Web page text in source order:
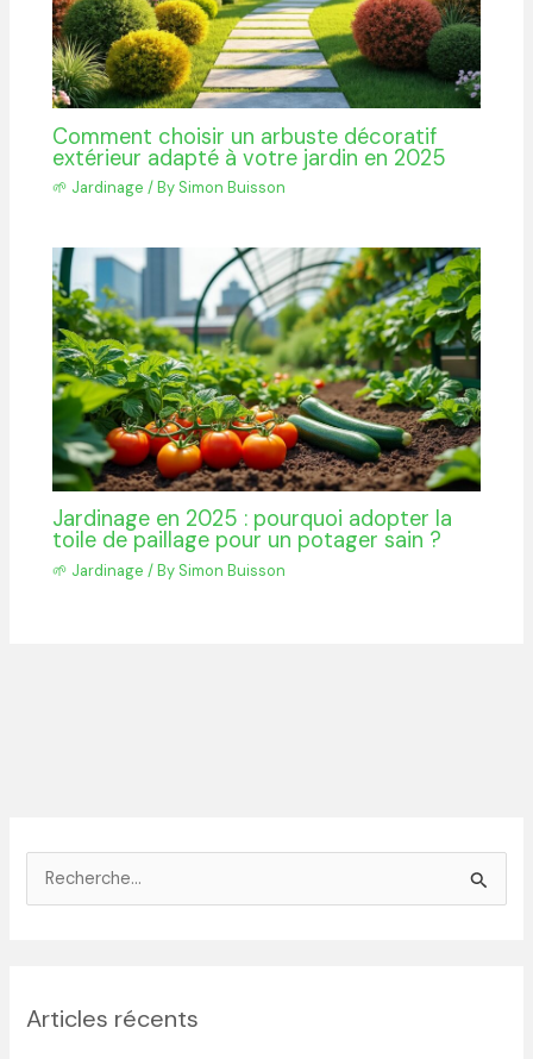
Comment choisir un arbuste décoratif
extérieur adapté à votre jardin en 2025
🌱 Jardinage / By Simon Buisson
Jardinage en 2025 : pourquoi adopter la
toile de paillage pour un potager sain ?
🌱 Jardinage / By Simon Buisson
e
Articles récents